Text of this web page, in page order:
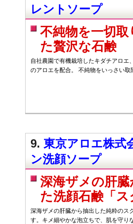
レントソープ
不純物を一切
た贅沢な石鹸
自社農園で有機栽培したキダチアロエ
のアロエを配合。 不純物をいっさい取
9. 東京アロエ株
ン洗顔ソープ
深海ザメの肝
た洗顔石鹸「
深海ザメの肝臓から抽出した純粋のス
す。キメ細やかな泡立ちで、肌を守り